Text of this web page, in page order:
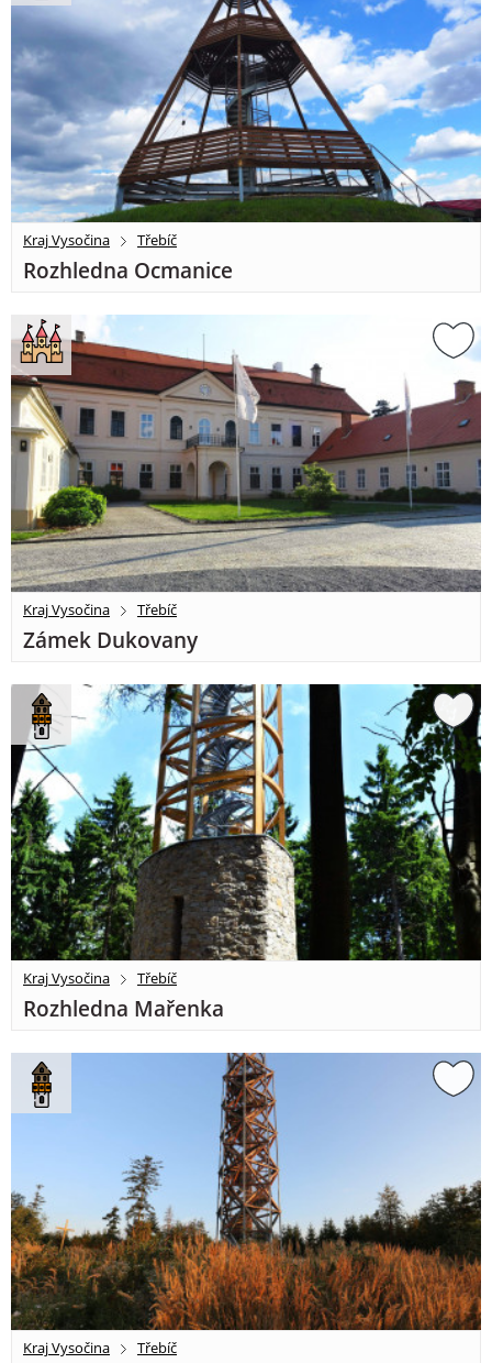
Kraj Vysočina Třebíč
Rozhledna Ocmanice
Kraj Vysočina Třebíč
Zámek Dukovany
Kraj Vysočina Třebíč
Rozhledna Mařenka
Kraj Vysočina Třebíč